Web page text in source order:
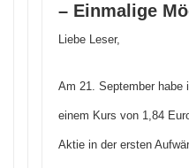
– Einmalige
Liebe Leser,
Am 21. September habe
einem Kurs von 1,84
Aktie in der ersten